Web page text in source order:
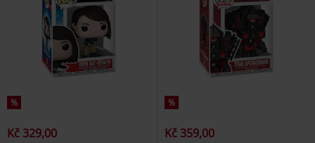
%
Kč 329,00
%
Kč 359,00